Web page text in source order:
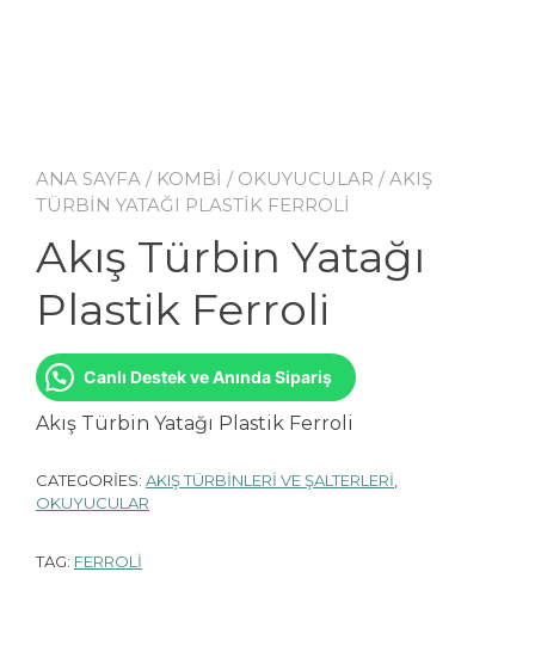
ANA SAYFA / KOMBİ / OKUYUCULAR / AKIŞ
TÜRBIN YATAĞI PLASTIK FERROLI
Akış Türbin Yatağı
Plastik Ferroli
Canlı Destek ve Anında Sipariş
Akış Türbin Yatağı Plastik Ferroli
CATEGORIES: AKIŞ TÜRBİNLERİ VE ŞALTERLERİ
OKUYUCULAR
TAG: FERROLİ